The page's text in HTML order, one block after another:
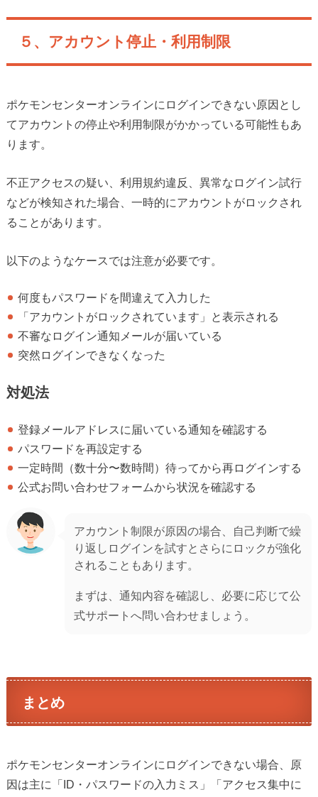
５、アカウント停止・利用制限
ポケモンセンターオンラインにログインできない原因とし
てアカウントの停止や利用制限がかかっている可能性もあ
ります。
不正アクセスの疑い、利用規約違反、異常なログイン試行
などが検知された場合、一時的にアカウントがロックされ
ることがあります。
以下のようなケースでは注意が必要です。
何度もパスワードを間違えて入力した
「アカウントがロックされています」と表示される
不審なログイン通知メールが届いている
突然ログインできなくなった
対処法
登録メールアドレスに届いている通知を確認する
パスワードを再設定する
一定時間（数十分〜数時間）待ってから再ログインする
公式お問い合わせフォームから状況を確認する
アカウント制限が原因の場合、自己判断で繰
り返しログインを試すとさらにロックが強化
されることもあります。
まずは、通知内容を確認し、必要に応じて公
式サポートへ問い合わせましょう。
まとめ
ポケモンセンターオンラインにログインできない場合、原
因は主に「ID・パスワードの入力ミス」「アクセス集中に